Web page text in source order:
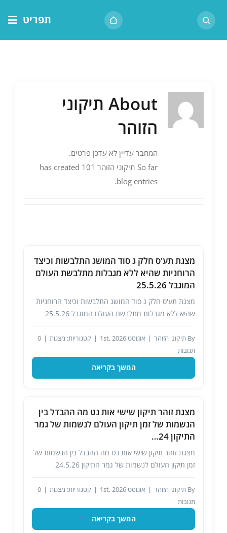
לתוכן
תפריט
נושאים
About תיקוני
הזוהר
המחבר עדיין לא עדכן פרטים.
So far תיקוני הזוהר has created 101
blog entries.
מצגת תע'ס חלק ג סוד המושג התלבשות וכיצד
הרוחניות שהיא ללא מגבלות מתלבשת העולם
המוגבל 25.5.26
מצגת תע'ס חלק ג סוד המושג התלבשות וכיצד הרוחניות
שהיא ללא מגבלות מתלבשת העולם המוגבל 25.5.26
By תיקוני הזוהר | אוגוסט 1st, 2026 | קטגוריות: מצגות |
0
תגובות
המשך בקריאה
מצגת זוהר תיקון שישי אות נט מה ההבדל בין
הנשמות של זמן תיקון העולם לנשמות של גמר
התיקון 24…
מצגת זוהר תיקון שישי אות נט מה ההבדל בין הנשמות של
זמן תיקון העולם לנשמות של גמר התיקון 24.5.26
By תיקוני הזוהר | אוגוסט 1st, 2026 | קטגוריות: מצגות |
0
תגובות
המשך בקריאה